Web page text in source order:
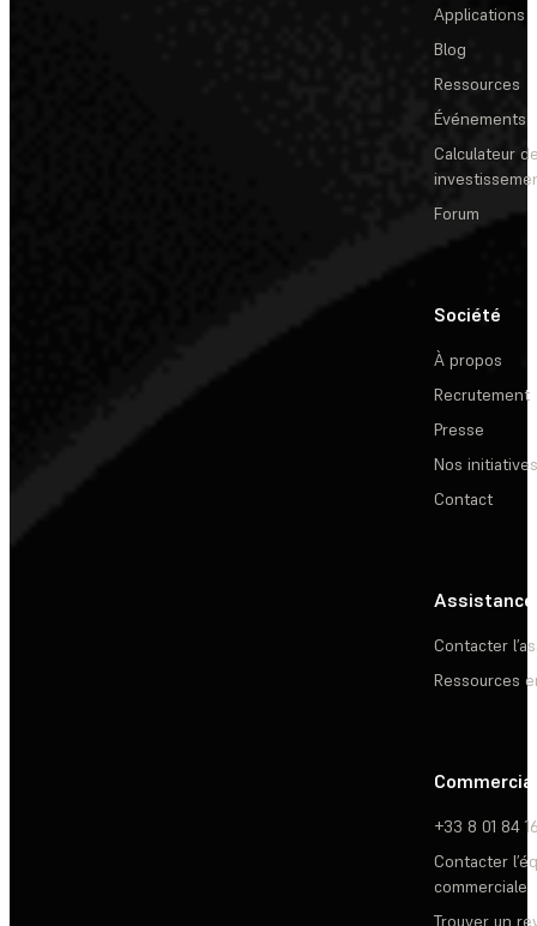
Applications
Blog
Ressources
Événements
Calculateur
Forum
Société
À propos
Recrutement
Presse
Nos initiatives
Contact
Assistance
Contacter
Ressources
Commercial
+33 8 01 84
Contacter
commerciale
Trouver un